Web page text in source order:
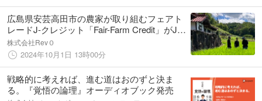
広島県安芸高田市の農家が取り組むフェアト
レードJ-クレジット「Fair-Farm Credit」がJ-
クレジット制度に登録！
株式会社Rev０
2024年10月1日 13時00分
戦略的に考えれば、進む道はおのずと決ま
る。『覚悟の論理』オーディオブック発売